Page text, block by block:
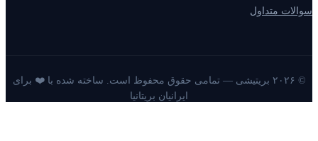
سوالات متداول
© ۲۰۲۶ بریتیشی — تمامی حقوق محفوظ است. ساخته شده با ❤️ برای
ایرانیان بریتانیا